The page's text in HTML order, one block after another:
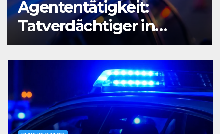
Agententätigkeit:
Tatverdächtiger in
Untersuchungshaft